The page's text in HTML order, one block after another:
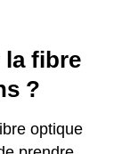
la fibre
?
optique